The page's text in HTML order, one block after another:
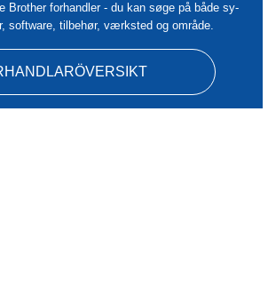
Brother forhandler - du kan søge på både sy-
software, tilbehør, værksted og område.